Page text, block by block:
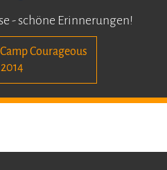
- schöne Erinnerungen!
Courageous
2014